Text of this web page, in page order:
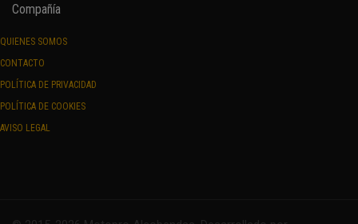
Compañía
QUIENES SOMOS
CONTACTO
POLÍTICA DE PRIVACIDAD
POLÍTICA DE COOKIES
AVISO LEGAL